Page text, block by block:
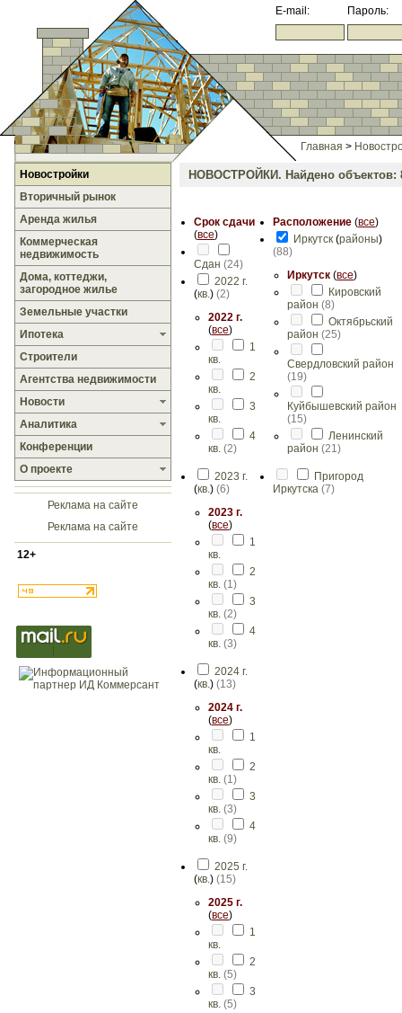
E-mail: Пароль:
Главная >
Новостройки
Вторичный рынок
Аренда жилья
Коммерческая
недвижимость
Дома, коттеджи,
загородное жилье
Земельные участки
Ипотека
Строители
Агентства недвижимости
Новости
Аналитика
Конференции
О проекте
Реклама на сайте
Реклама на сайте
12+
НОВОСТРОЙКИ. Найдено объектов:
Срок сдачи
(все)
Сдан (24)
2022 г.
(кв.) (2)
2022 г.
(все)
1
кв.
2
кв.
3
кв.
4
кв. (2)
2023 г.
(кв.) (6)
2023 г.
(все)
1
кв.
2
кв. (1)
3
кв. (2)
4
кв. (3)
2024 г.
(кв.) (13)
2024 г.
(все)
1
кв.
2
кв. (1)
3
кв. (3)
4
кв. (9)
2025 г.
(кв.) (15)
2025 г.
(все)
1
кв.
2
кв. (5)
3
кв. (5)
Расположение (все)
Иркутск (районы)
(88)
Иркутск (все)
Кировский
район (8)
Октябрьский
район (25)
Свердловский район
(19)
Куйбышевский район
(15)
Ленинский
район (21)
Пригород
Иркутска (7)